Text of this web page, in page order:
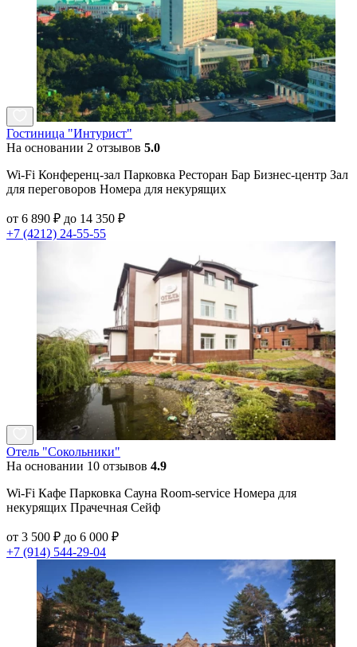
Гостиница "Интурист"
На основании 2 отзывов 5.0
Wi-Fi Конференц-зал Парковка Ресторан Бар Бизнес-центр Зал
для переговоров Номера для некурящих
от 6 890 ₽ до 14 350 ₽
+7 (4212) 24-55-55
Отель "Сокольники"
На основании 10 отзывов 4.9
Wi-Fi Кафе Парковка Сауна Room-service Номера для
некурящих Прачечная Сейф
от 3 500 ₽ до 6 000 ₽
+7 (914) 544-29-04